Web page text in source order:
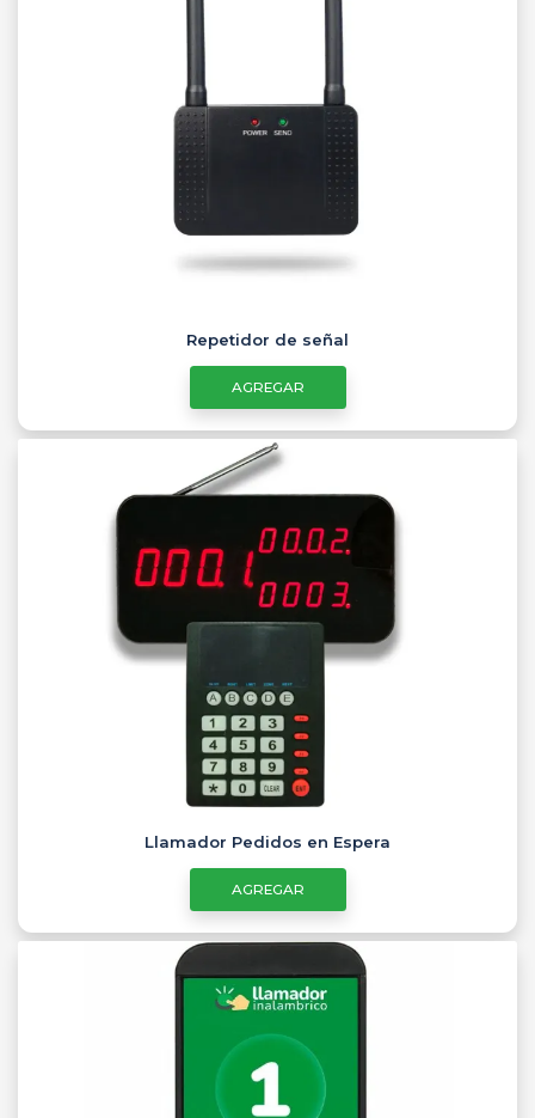
Repetidor de señal
AGREGAR
Llamador Pedidos en Espera
AGREGAR